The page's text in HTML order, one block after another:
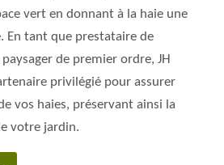
vert en donnant à la haie une
En tant que prestataire de
de premier ordre, JH
privilégié pour assurer
vos haies, préservant ainsi la
votre jardin.